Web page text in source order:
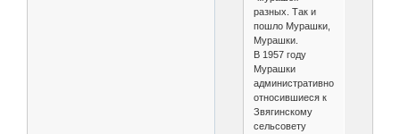
разных. Так и
пошло Мурашки,
Мурашки.
В 1957 году
Мурашки
административно
относившиеся к
Звягинскому
сельсовету